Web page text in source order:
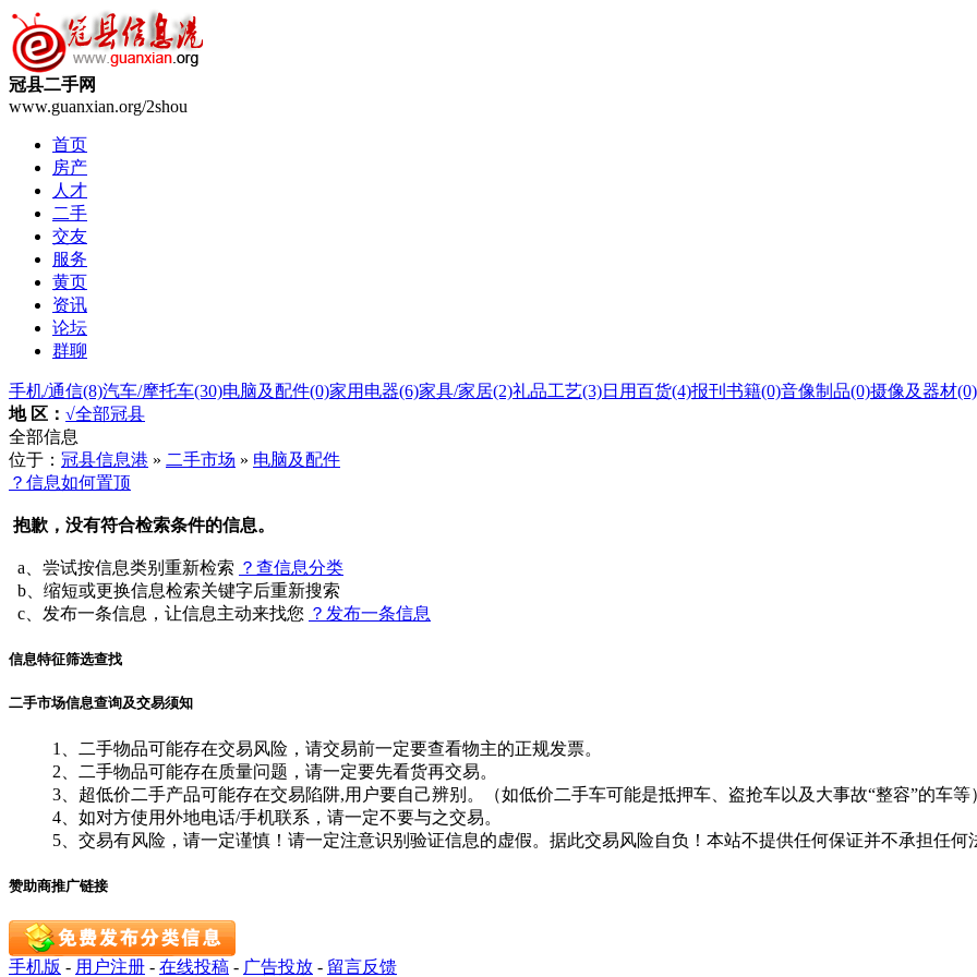
冠县二手网
www.guanxian.org/2shou
首页
房产
人才
二手
交友
服务
黄页
资讯
论坛
群聊
手机/通信(8)汽车/摩托车(30)电脑及配件(0)家用电器(6)家具/家居(2)礼品工艺(3)日用百货(4)报刊书籍(0)音像制品(0)摄像及器材(0)
地 区： √全部冠县
全部信息
位于： 冠县信息港 » 二手市场 » 电脑及配件
？信息如何置顶
抱歉，没有符合检索条件的信息。
a、尝试按信息类别重新检索 ？查信息分类
b、缩短或更换信息检索关键字后重新搜索
c、发布一条信息，让信息主动来找您 ？发布一条信息
信息特征筛选查找
二手市场信息查询及交易须知
1、二手物品可能存在交易风险，请交易前一定要查看物主的正规发票。
2、二手物品可能存在质量问题，请一定要先看货再交易。
3、超低价二手产品可能存在交易陷阱,用户要自己辨别。（如低价二手车可能是抵押车、盗抢车以及大事故“整容”的车等
4、如对方使用外地电话/手机联系，请一定不要与之交易。
5、交易有风险，请一定谨慎！请一定注意识别验证信息的虚假。据此交易风险自负！本站不提供任何保证并不承担任何
赞助商推广链接
手机版 - 用户注册 - 在线投稿 - 广告投放 - 留言反馈